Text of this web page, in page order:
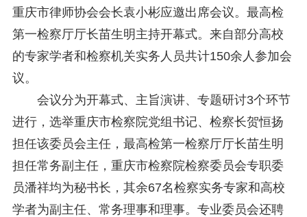
会议预告 | 中国法学会法学期刊研究会2025年年会将在重庆召开 2025-03-12
重庆市律师协会会长袁小彬应邀出席会议。最高检
第一检察厅厅长苗生明主持开幕式。来自部分高校
的专家学者和检察机关实务人员共计150余人参加会
议。
会议分为开幕式、主旨演讲、专题研讨3个环节
进行，选举重庆市检察院党组书记、检察长贺恒扬
担任该委员会主任，最高检第一检察厅厅长苗生明
担任常务副主任，重庆市检察院检察委员会专职委
员潘祥均为秘书长，其余67名检察实务专家和高校
学者为副主任、常务理事和理事。专业委员会还聘